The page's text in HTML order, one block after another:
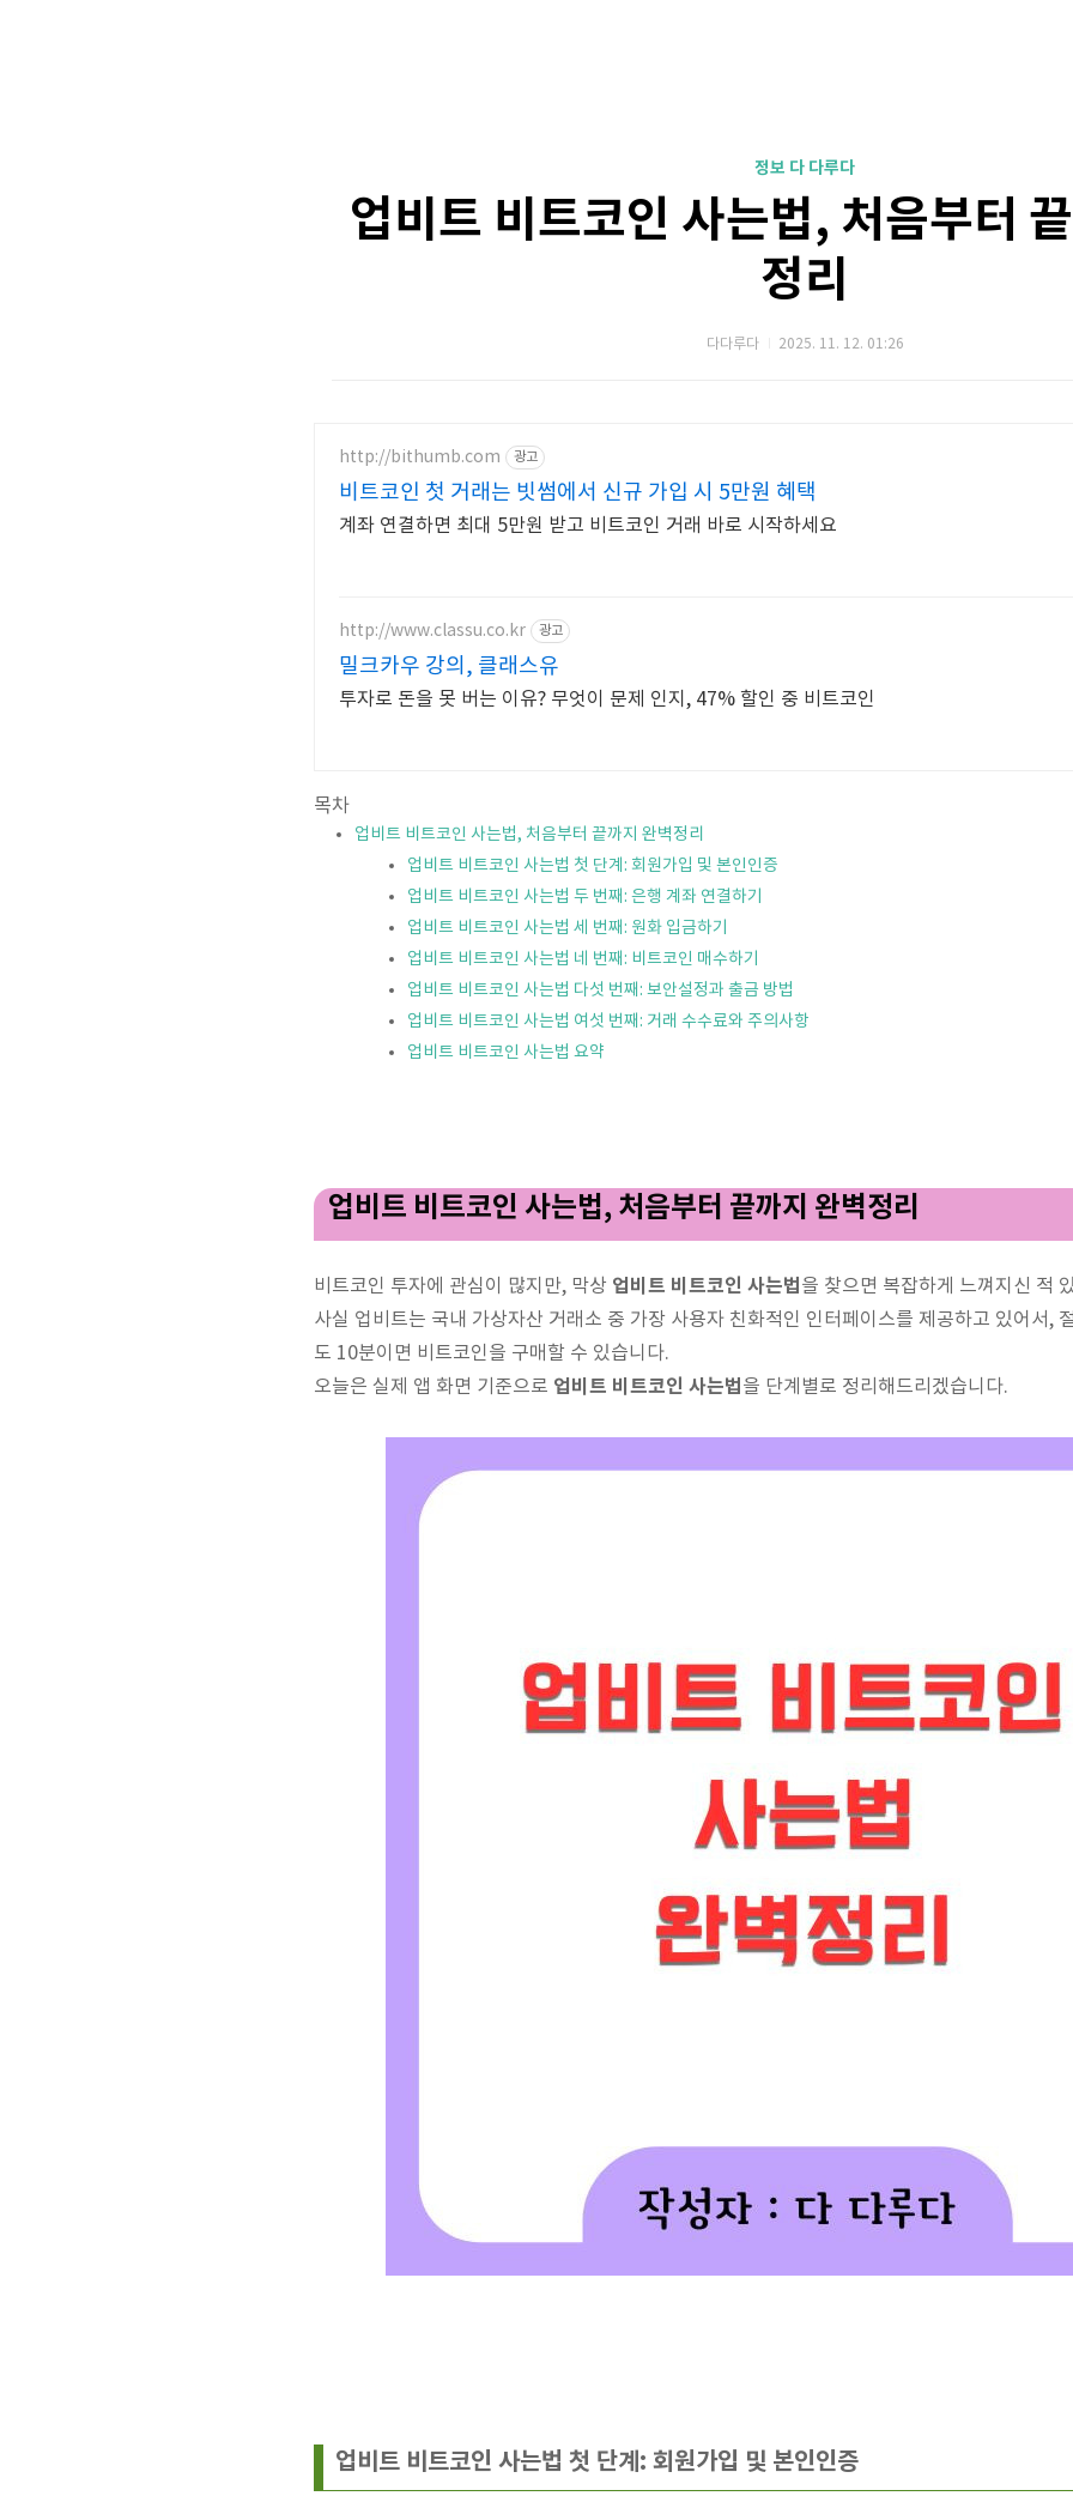
정보 다 다루다
업비트 비트코인 사는법, 처음부터
정리
다다루다 2025. 11. 12. 01:26
http://bithumb.com 광고
비트코인 첫 거래는 빗썸에서 신규 가입 시 5만원 혜택
계좌 연결하면 최대 5만원 받고 비트코인 거래 바로 시작하세요
http://www.classu.co.kr 광고
밀크카우 강의, 클래스유
투자로 돈을 못 버는 이유? 무엇이 문제 인지, 47% 할인 중 비트코인
목차
업비트 비트코인 사는법, 처음부터 끝까지 완벽정리
업비트 비트코인 사는법 첫 단계: 회원가입 및 본인인증
업비트 비트코인 사는법 두 번째: 은행 계좌 연결하기
업비트 비트코인 사는법 세 번째: 원화 입금하기
업비트 비트코인 사는법 네 번째: 비트코인 매수하기
업비트 비트코인 사는법 다섯 번째: 보안설정과 출금 방법
업비트 비트코인 사는법 여섯 번째: 거래 수수료와 주의사항
업비트 비트코인 사는법 요약
업비트 비트코인 사는법, 처음부터 끝까지 완벽정리
비트코인 투자에 관심이 많지만, 막상 업비트 비트코인 사는법 을 찾으면 복잡하게 느껴지신 적
사실 업비트는 국내 가상자산 거래소 중 가장 사용자 친화적인 인터페이스를 제공하고 있어서,
도 10분이면 비트코인을 구매할 수 있습니다.
오늘은 실제 앱 화면 기준으로 업비트 비트코인 사는법 을 단계별로 정리해드리겠습니다.
업비트 비트코인 사는법 첫 단계: 회원가입 및 본인인증